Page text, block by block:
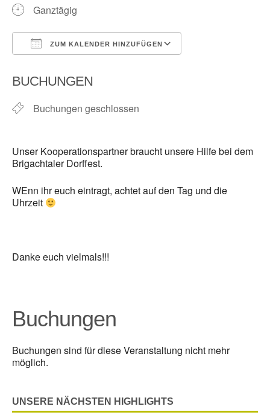
Ganztägig
ZUM KALENDER HINZUFÜGEN
BUCHUNGEN
Buchungen geschlossen
Unser Kooperationspartner braucht unsere Hilfe bei dem
Brigachtaler Dorffest.
WEnn ihr euch eintragt, achtet auf den Tag und die
Uhrzeit
Danke euch vielmals!!!
Buchungen
Buchungen sind für diese Veranstaltung nicht mehr
möglich.
UNSERE NÄCHSTEN HIGHLIGHTS